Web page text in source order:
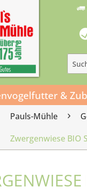
&
Pauls-Mühle
Zwergenwiese BIO